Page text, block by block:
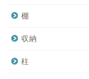
棚
収納
柱